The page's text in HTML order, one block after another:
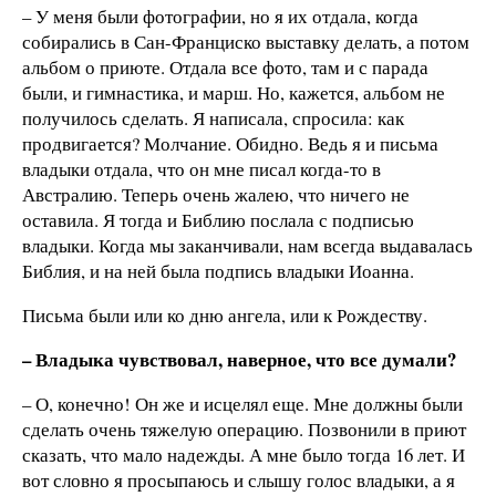
– У меня были фотографии, но я их отдала, когда
собирались в Сан-Франциско выставку делать, а потом
альбом о приюте. Отдала все фото, там и с парада
были, и гимнастика, и марш. Но, кажется, альбом не
получилось сделать. Я написала, спросила: как
продвигается? Молчание. Обидно. Ведь я и письма
владыки отдала, что он мне писал когда-то в
Австралию. Теперь очень жалею, что ничего не
оставила. Я тогда и Библию послала с подписью
владыки. Когда мы заканчивали, нам всегда выдавалась
Библия, и на ней была подпись владыки Иоанна.
Письма были или ко дню ангела, или к Рождеству.
– Владыка чувствовал, наверное, что все думали?
– О, конечно! Он же и исцелял еще. Мне должны были
сделать очень тяжелую операцию. Позвонили в приют
сказать, что мало надежды. А мне было тогда 16 лет. И
вот словно я просыпаюсь и слышу голос владыки, а я